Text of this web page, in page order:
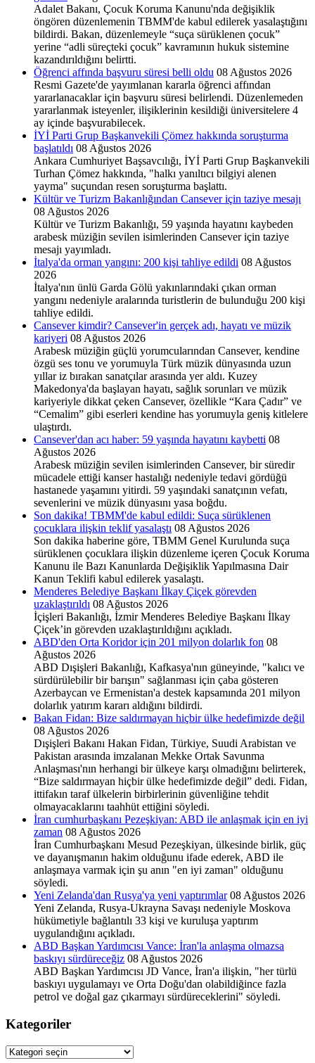
Adalet Bakanı, Çocuk Koruma Kanunu'nda değişiklik
öngören düzenlemenin TBMM'de kabul edilerek yasalaştığını
bildirdi. Bakan, düzenlemeyle “suça sürüklenen çocuk”
yerine “adli süreçteki çocuk” kavramının hukuk sistemine
kazandırıldığını belirtti.
Öğrenci affında başvuru süresi belli oldu 08 Ağustos 2026
Resmi Gazete'de yayımlanan kararla öğrenci affından
yararlanacaklar için başvuru süresi belirlendi. Düzenlemeden
yararlanmak isteyenler, ilişiklerinin kesildiği üniversitelere 4
ay içinde başvurabilecek.
İYİ Parti Grup Başkanvekili Çömez hakkında soruşturma
başlatıldı 08 Ağustos 2026
Ankara Cumhuriyet Başsavcılığı, İYİ Parti Grup Başkanvekili
Turhan Çömez hakkında, "halkı yanıltıcı bilgiyi alenen
yayma" suçundan resen soruşturma başlattı.
Kültür ve Turizm Bakanlığından Cansever için taziye mesajı
08 Ağustos 2026
Kültür ve Turizm Bakanlığı, 59 yaşında hayatını kaybeden
arabesk müziğin sevilen isimlerinden Cansever için taziye
mesajı yayımladı.
İtalya'da orman yangını: 200 kişi tahliye edildi 08 Ağustos
2026
İtalya'nın ünlü Garda Gölü yakınlarındaki çıkan orman
yangını nedeniyle aralarında turistlerin de bulunduğu 200 kişi
tahliye edildi.
Cansever kimdir? Cansever'in gerçek adı, hayatı ve müzik
kariyeri 08 Ağustos 2026
Arabesk müziğin güçlü yorumcularından Cansever, kendine
özgü ses tonu ve yorumuyla Türk müzik dünyasında uzun
yıllar iz bırakan sanatçılar arasında yer aldı. Kuzey
Makedonya'da başlayan hayatı, sağlık sorunları ve müzik
kariyeriyle dikkat çeken Cansever, özellikle “Kara Çadır” ve
“Cemalim” gibi eserleri kendine has yorumuyla geniş kitlelere
ulaştırdı.
Cansever'dan acı haber: 59 yaşında hayatını kaybetti 08
Ağustos 2026
Arabesk müziğin sevilen isimlerinden Cansever, bir süredir
mücadele ettiği kanser hastalığı nedeniyle tedavi gördüğü
hastanede yaşamını yitirdi. 59 yaşındaki sanatçının vefatı,
sevenlerini ve müzik dünyasını yasa boğdu.
Son dakika! TBMM'de kabul edildi: Suça sürüklenen
çocuklara ilişkin teklif yasalaştı 08 Ağustos 2026
Son dakika haberine göre, TBMM Genel Kurulunda suça
sürüklenen çocuklara ilişkin düzenleme içeren Çocuk Koruma
Kanunu ile Bazı Kanunlarda Değişiklik Yapılmasına Dair
Kanun Teklifi kabul edilerek yasalaştı.
Menderes Belediye Başkanı İlkay Çiçek görevden
uzaklaştırıldı 08 Ağustos 2026
İçişleri Bakanlığı, İzmir Menderes Belediye Başkanı İlkay
Çiçek’in görevden uzaklaştırıldığını açıkladı.
ABD'den Orta Koridor için 201 milyon dolarlık fon 08
Ağustos 2026
ABD Dışişleri Bakanlığı, Kafkasya'nın güneyinde, "kalıcı ve
sürdürülebilir bir barışın" sağlanması için çaba gösteren
Azerbaycan ve Ermenistan'a destek kapsamında 201 milyon
dolarlık yatırım kararı aldığını bildirdi.
Bakan Fidan: Bize saldırmayan hiçbir ülke hedefimizde değil
08 Ağustos 2026
Dışişleri Bakanı Hakan Fidan, Türkiye, Suudi Arabistan ve
Pakistan arasında imzalanan Mekke Ortak Savunma
Anlaşması'nın herhangi bir ülkeye karşı olmadığını belirterek,
“Bize saldırmayan hiçbir ülke hedefimizde değil” dedi. Fidan,
ittifakın taraf ülkelerin birbirlerinin güvenliğine tehdit
olmayacaklarını taahhüt ettiğini söyledi.
İran cumhurbaşkanı Pezeşkiyan: ABD ile anlaşmak için en iyi
zaman 08 Ağustos 2026
İran Cumhurbaşkanı Mesud Pezeşkiyan, ülkesinde birlik, güç
ve dayanışmanın hakim olduğunu ifade ederek, ABD ile
anlaşmaya varmak için şu anın "en iyi zaman" olduğunu
söyledi.
Yeni Zelanda'dan Rusya'ya yeni yaptırımlar 08 Ağustos 2026
Yeni Zelanda, Rusya-Ukrayna Savaşı nedeniyle Moskova
hükümetiyle bağlantılı 33 kişi ve kuruluşa yaptırım
uygulandığını açıkladı.
ABD Başkan Yardımcısı Vance: İran'la anlaşma olmazsa
baskıyı sürdüreceğiz 08 Ağustos 2026
ABD Başkan Yardımcısı JD Vance, İran'a ilişkin, "her türlü
baskıyı uygulamayı ve Orta Doğu'dan olabildiğince fazla
petrol ve doğal gaz çıkarmayı sürdüreceklerini" söyledi.
Kategoriler
Kategoriler